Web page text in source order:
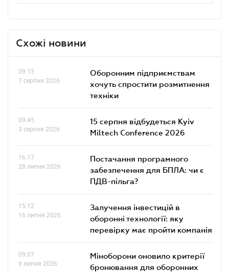
Схожі новини
09.15
7 серпня 2026
Оборонним підприємствам
хочуть спростити розмитнення
техніки
09.45
3 серпня 2026
15 серпня відбудеться Kyiv
Miltech Conference 2026
16.17
28 липня 2026
Постачання програмного
забезпечення для БПЛА: чи є
ПДВ-пільга?
15.12
16 липня 2026
Залучення інвестицій в
оборонні технології: яку
перевірку має пройти компанія
09.07
9 липня 2026
Міноборони оновило критерії
бронювання для оборонних